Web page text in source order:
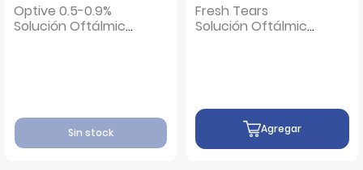
Optive 0.5-0.9%
Solución Oftálmica
Sin stock
Fresh Tears
Solución Oftálmica
Agregar